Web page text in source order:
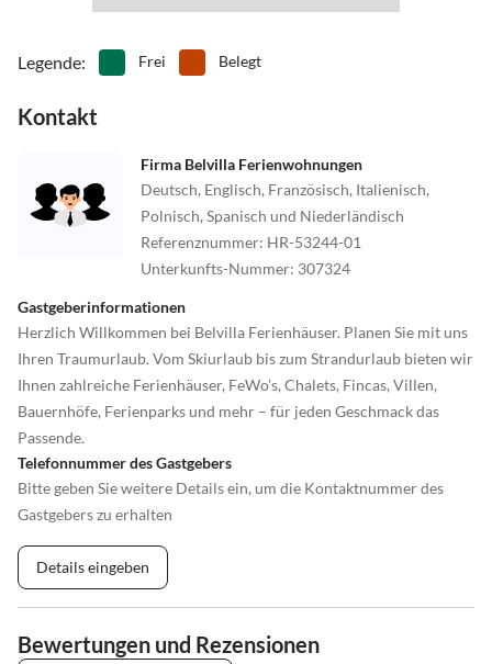
Legende: Frei Belegt
Kontakt
Firma Belvilla Ferienwohnungen
Deutsch, Englisch, Französisch, Italienisch,
Polnisch, Spanisch und Niederländisch
Referenznummer: HR-53244-01
Unterkunfts-Nummer: 307324
Gastgeberinformationen
Herzlich Willkommen bei Belvilla Ferienhäuser. Planen Sie mit uns
Ihren Traumurlaub. Vom Skiurlaub bis zum Strandurlaub bieten wir
Ihnen zahlreiche Ferienhäuser, FeWo’s, Chalets, Fincas, Villen,
Bauernhöfe, Ferienparks und mehr – für jeden Geschmack das
Passende.
Telefonnummer des Gastgebers
Bitte geben Sie weitere Details ein, um die Kontaktnummer des
Gastgebers zu erhalten
Details eingeben
Bewertungen und Rezensionen